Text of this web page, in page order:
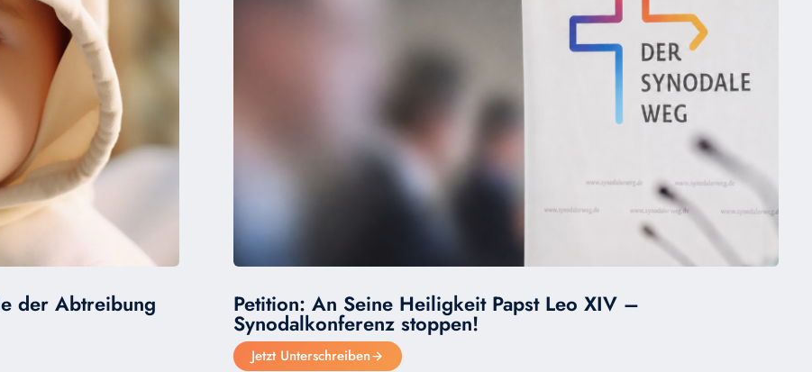
der Abtreibung Petition: An Seine Heiligkeit Papst Leo XIV –
Synodalkonferenz stoppen!
Jetzt Unterschreiben